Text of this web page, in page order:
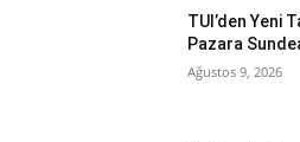
TUI’den Yeni
Pazara
Ağustos 9, 2026